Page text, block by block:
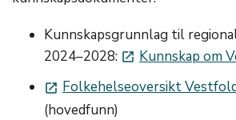
Kunnskapsgrunnlag til
2024–2028: launch Kunnskap om
launch Folkehelseoversikt
(hovedfunn)